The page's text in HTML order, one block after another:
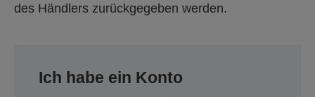
des Händlers zurückgegeben werden.
Ich habe ein Konto